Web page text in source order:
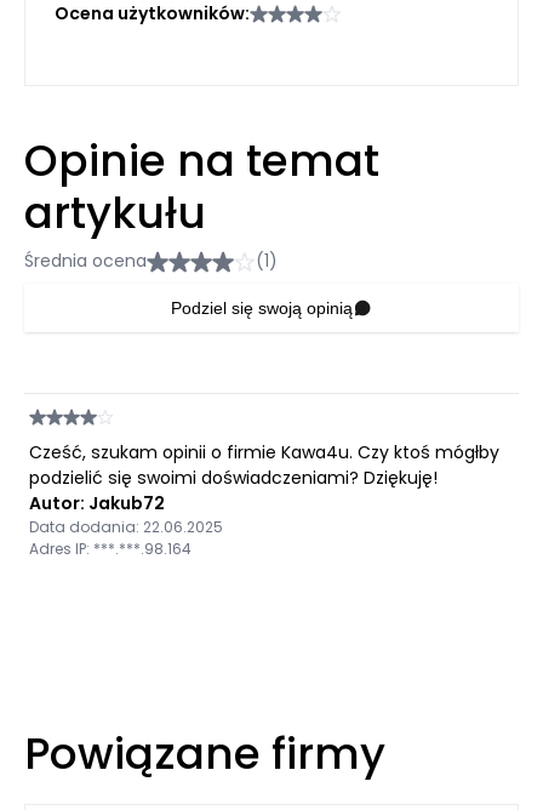
Ocena użytkowników:
Opinie na temat
artykułu
Średnia ocena (1)
Podziel się swoją opinią
Cześć, szukam opinii o firmie Kawa4u. Czy ktoś mógłby
podzielić się swoimi doświadczeniami? Dziękuję!
Autor: Jakub72
Data dodania: 22.06.2025
Adres IP: ***.***.98.164
Powiązane firmy